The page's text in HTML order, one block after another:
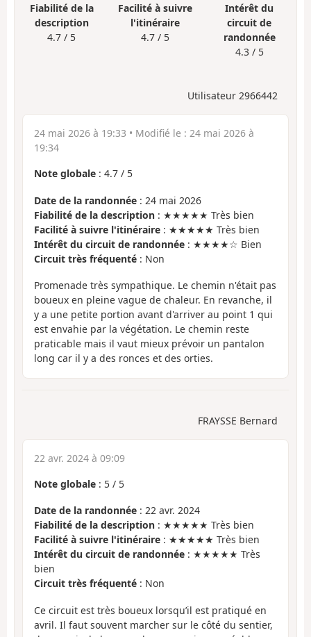
Fiabilité de la
description
4.7 / 5
Facilité à suivre
l'itinéraire
4.7 / 5
Intérêt du
circuit de
randonnée
4.3 / 5
Utilisateur 2966442
24 mai 2026 à 19:33 • Modifié le : 24 mai 2026 à
19:34
Note globale : 4.7 / 5
Date de la randonnée : 24 mai 2026
Fiabilité de la description : ★★★★★ Très bien
Facilité à suivre l'itinéraire : ★★★★★ Très bien
Intérêt du circuit de randonnée : ★★★★☆ Bien
Circuit très fréquenté : Non
Promenade très sympathique. Le chemin n'était pas
boueux en pleine vague de chaleur. En revanche, il
y a une petite portion avant d'arriver au point 1 qui
est envahie par la végétation. Le chemin reste
praticable mais il vaut mieux prévoir un pantalon
long car il y a des ronces et des orties.
FRAYSSE Bernard
22 avr. 2024 à 09:09
Note globale : 5 / 5
Date de la randonnée : 22 avr. 2024
Fiabilité de la description : ★★★★★ Très bien
Facilité à suivre l'itinéraire : ★★★★★ Très bien
Intérêt du circuit de randonnée : ★★★★★ Très
bien
Circuit très fréquenté : Non
Ce circuit est très boueux lorsqu’il est pratiqué en
avril. Il faut souvent marcher sur le côté du sentier,